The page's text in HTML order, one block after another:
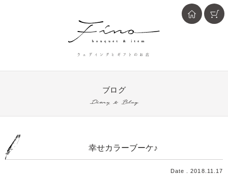
ウェディングとギフトのお店
ブログ
Diary & Blog
幸せカラーブーケ♪
Date . 2018.11.17